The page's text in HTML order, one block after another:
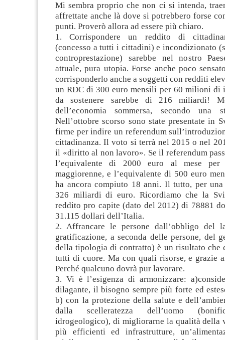
Mi sembra proprio che non ci si intenda,
affrettate anche là dove si potrebbero forse
punti. Proverò allora ad essere più chiaro.
1. Corrispondere un reddito di
(concesso a tutti i cittadini) e incondizionato
controprestazione) sarebbe nel nostro
attuale, pura utopia. Forse anche poco
corrisponderlo anche a soggetti con redditi
un RDC di 300 euro mensili per 60 milioni di
da sostenere sarebbe di 216 miliardi!
dell’economia sommersa, secondo una
Nell’ottobre scorso sono state presentate in
firme per indire un referendum
cittadinanza. Il voto si terrà nel 2015 o nel
il «diritto al non lavoro». Se il referendum
l’equivalente di 2000 euro al mese per
maggiorenne, e l’equivalente di 500 euro
ha ancora compiuto 18 anni. Il tutto, per una
326 miliardi di euro. Ricordiamo che la
reddito pro capite (dato del 2012) di 78881
31.115 dollari dell’Italia.
2. Affrancare le persone dall’obbligo del
gratificazione, a seconda delle persone, del
della tipologia di contratto) è un risultato che
tutti di cuore. Ma con quali risorse, e grazie
Perché qualcuno dovrà pur lavorare.
3. Vi è l’esigenza di armonizzare:
dilagante, il bisogno sempre più forte ed
b) con la protezione della salute e
dalla scelleratezza dell’uomo
idrogeologico), di migliorarne la qualità della
più efficienti ed infrastrutture,